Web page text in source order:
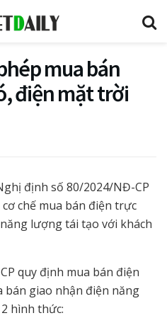
mua bán
điện mặt trời
định số 80/2024/NĐ-CP
chế mua bán điện trực
lượng tái tạo với khách
quy định mua bán điện
giao nhận điện năng
hình thức: